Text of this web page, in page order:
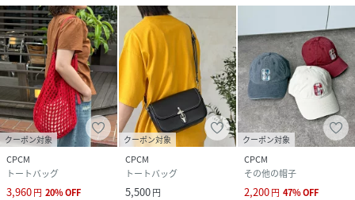
クーポン対象
CPCM
トートバッグ
3,960円 20%OFF
クーポン対象
CPCM
トートバッグ
5,500円
クーポン対象
CPCM
その他の帽子
2,200円 47%OFF